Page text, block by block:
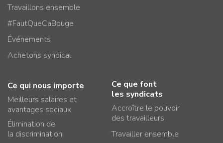
Travaillons ensemble
#FautQueCaBouge
Événements
Achetons syndical
Ce qui nous importe
Meilleurs salaires et
avantages sociaux
Élimination de
la discrimination
Ce que font
les syndicats
Accroître le pouvoir
des travailleurs
Travailler ensemble